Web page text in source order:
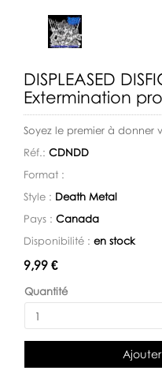
DISPLEASED
Extermination
Soyez le premier à donner
Réf.: CDNDD
Format :
Style : Death Metal
Pays : Canada
Disponibilité : en stock
Disponibilité:
9,99 €
Quantité